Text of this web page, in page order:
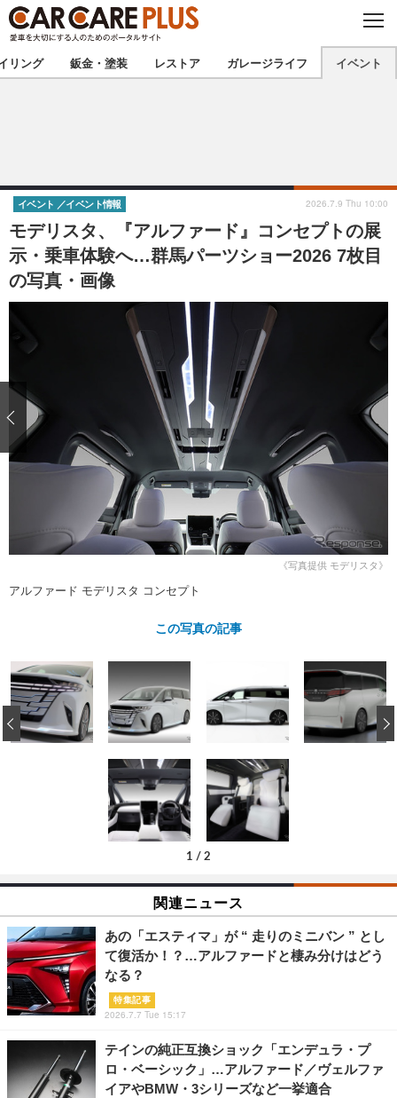
C
O
S
E
★カーケアプラス認定★ 厳選プロショップを地域から探す
甲信越 北陸
東海 関西
中国
沖縄
自動車豆知識 ストップ！不具合修理＆粗悪修理
鈑金・塗装
ディテイリング
ディテイリング 洗車
ヘッドライト磨き コーティング
フィルム・ラッピング
鈑金・塗装
小キズ直し 防錆
ストップ 不具合修理＆粗悪修理
カーメーカー「旧車」関連プロジェ
クト
ショップレポート プロショップ検索
レストア
カーメーカー「旧車」関連プロジ
イベント
リング 鈑金・塗装 レストア ガレージライフ イベント
モデリスタ、『アルファード』コンセプトの展
示・乗車体験へ…群馬パーツショー2026 7枚目
の写真・画像
イベント イベント情報 2026.7.9 Thu 10:00
《写真提供 モデリスタ》
アルファード モデリスタ コンセプト
この写真の記事
1 / 2
‹
関連ニュース
あの「エスティマ」が “ 走りのミニバン ” とし
て復活か！？…アルファードと棲み分けはどう
なる？
特集記事
2026.7.7 Tue 15:17
テインの純正互換ショック「エンデュラ・プ
ロ・ベーシック」…アルファード／ヴェルファ
イアやBMW・3シリーズなど一挙適合